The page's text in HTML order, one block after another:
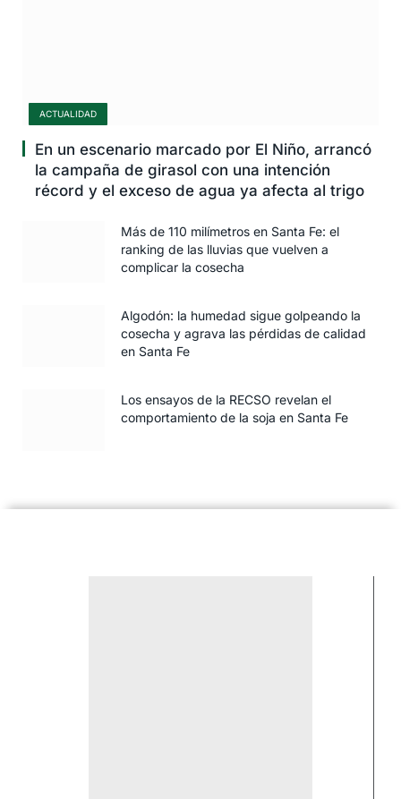
ACTUALIDAD
En un escenario marcado por El Niño, arrancó
la campaña de girasol con una intención
récord y el exceso de agua ya afecta al trigo
Más de 110 milímetros en Santa Fe: el
ranking de las lluvias que vuelven a
complicar la cosecha
Algodón: la humedad sigue golpeando la
cosecha y agrava las pérdidas de calidad
en Santa Fe
Los ensayos de la RECSO revelan el
comportamiento de la soja en Santa Fe